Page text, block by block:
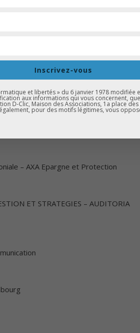
– AXA Epargne et Protection
ET STRATEGIES – AUDITORIA
Inscrivez-vous
et libertés » du 6 janvier 1978 modifiée
aux informations qui vous concernent,
D-Clic, Maison des Associations, 1a place
également, pour des motifs légitimes, vous